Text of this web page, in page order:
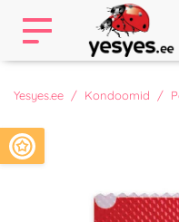
Yesyes.ee Kondoomid